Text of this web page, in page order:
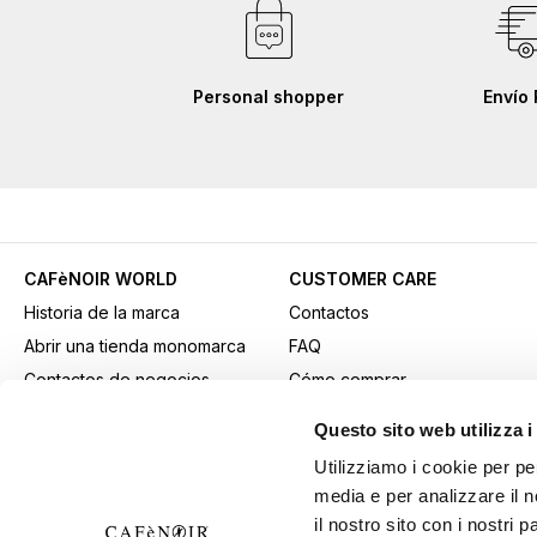
Questo sito web utilizza i
Utilizziamo i cookie per
media e per analizzare il
il nostro sito con i nostri
Personal shopper Envío
CAFèNOIR WORLD
Historia de la marca
Abrir una tienda monomarca
Contactos de negocios
CUSTOMER CARE
Contactos
FAQ
Cómo comprar
Transporte
Devoluciones y retiros
Condiciones generales de